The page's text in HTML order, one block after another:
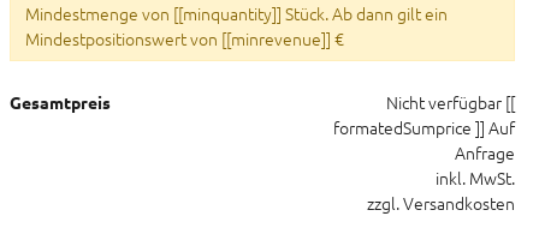
Mindestmenge von [[minquantity]] Stück. Ab dann gilt ein
Mindestpositionswert von [[minrevenue]] €
Gesamtpreis Nicht verfügbar [[
formatedSumprice ]] Auf
Anfrage
inkl. MwSt.
zzgl. Versandkosten